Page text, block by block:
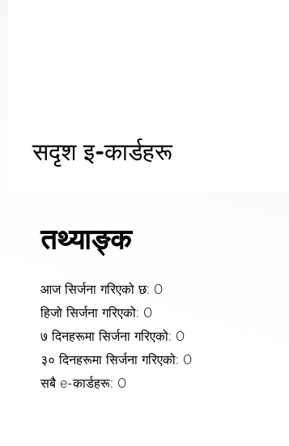
सदृश इ-कार्डहरू
तथ्याङ्क
आज सिर्जना गरिएको छ: 0
हिजो सिर्जना गरिएको: 0
७ दिनहरूमा सिर्जना गरिएको: 0
३० दिनहरूमा सिर्जना गरिएको: 0
सबै e-कार्डहरू: 0